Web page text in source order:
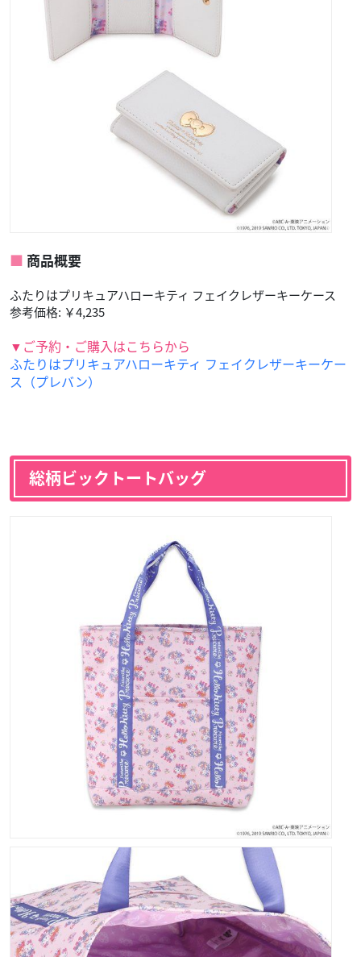
商品概要
ふたりはプリキュアハローキティ フェイクレザーキーケース
参考価格: ￥4,235
▼ご予約・ご購入はこちらから
ふたりはプリキュアハローキティ フェイクレザーキーケー
ス（プレバン）
総柄ビックトートバッグ